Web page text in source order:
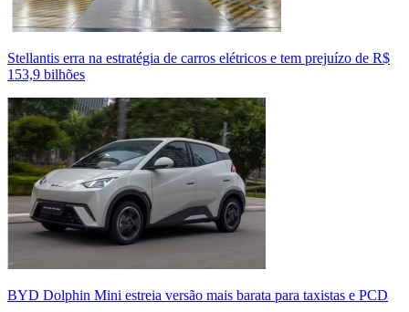
Stellantis erra na estratégia de carros elétricos e tem prejuízo de R$
153,9 bilhões
BYD Dolphin Mini estreia versão mais barata para taxistas e PCD